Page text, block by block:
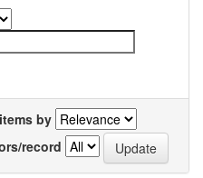
by
record